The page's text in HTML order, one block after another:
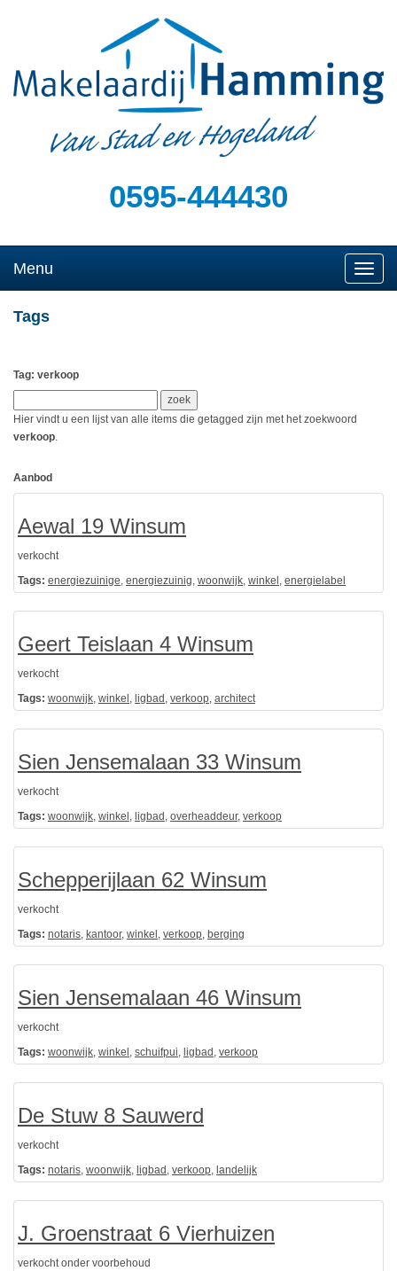
0595-444430
Menu
Tags
Tag: verkoop
Hier vindt u een lijst van alle items die getagged zijn met het zoekwoord
verkoop.
Aanbod
Aewal 19 Winsum
verkocht
Tags: energiezuinige, energiezuinig, woonwijk, winkel , energielabel
Geert Teislaan 4 Winsum
verkocht
Tags: woonwijk, winkel , ligbad , verkoop, architect
Sien Jensemalaan 33 Winsum
verkocht
Tags: woonwijk, winkel , ligbad , overheaddeur, verkoop
Schepperijlaan 62 Winsum
verkocht
Tags: notaris, kantoor, winkel , verkoop, berging
Sien Jensemalaan 46 Winsum
verkocht
Tags: woonwijk, winkel , schuifpui, ligbad , verkoop
De Stuw 8 Sauwerd
verkocht
Tags: notaris, woonwijk, ligbad , verkoop, landelijk
J. Groenstraat 6 Vierhuizen
verkocht onder voorbehoud